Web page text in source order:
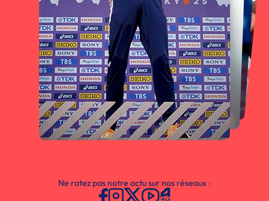
Ne ratez pas notre actu sur nos réseaux :